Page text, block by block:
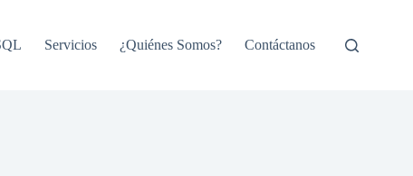
Servicios ¿Quiénes Somos? Contáctanos